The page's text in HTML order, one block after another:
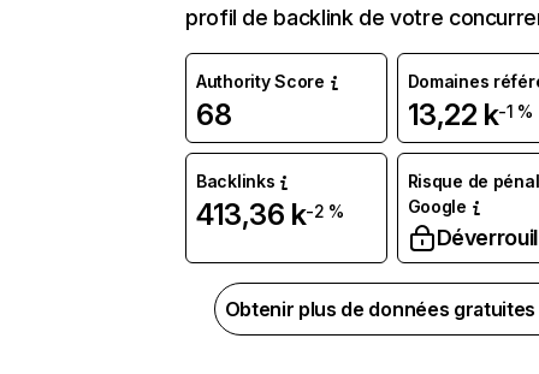
profil de backlink de votre
Authority Score
68
Domaines
13,22 k-1 %
Backlinks
413,36 k-2 %
Risque de
Google
Obtenir plus de données